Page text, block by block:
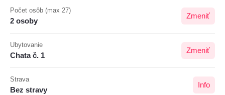
Počet osôb (max 27)
2 osoby
Zmeniť
Ubytovanie
Chata č. 1
Zmeniť
Strava
Bez stravy
Info